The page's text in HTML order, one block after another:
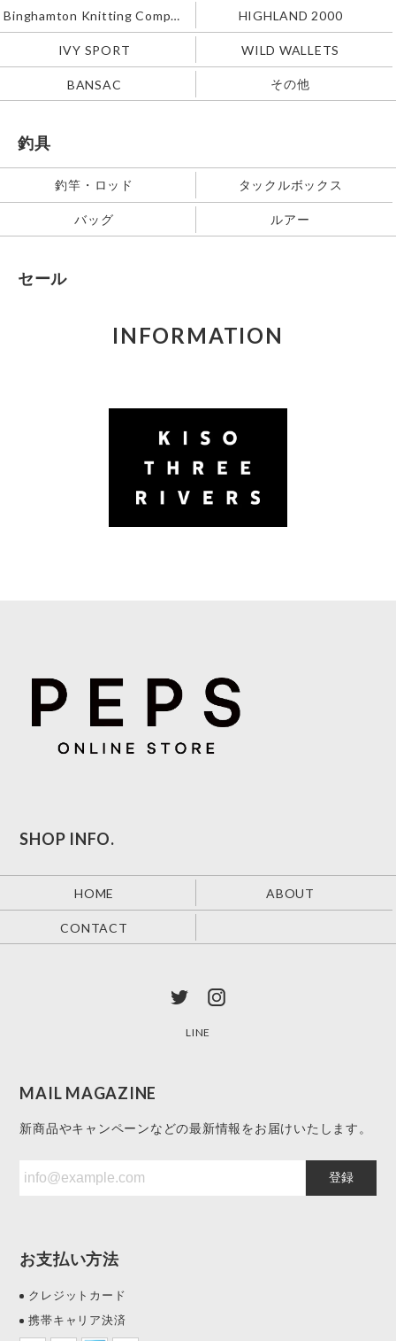
HIGHLAND 2000
IVY SPORT WILD WALLETS
BANSAC その他
釣具
釣竿・ロッド タックルボックス
バッグ ルアー
セール
INFORMATION
SHOP INFO.
HOME ABOUT
CONTACT
LINE
MAIL MAGAZINE
新商品やキャンペーンなどの最新情報をお届けいたします。
登録
お支払い方法
クレジットカード
携帯キャリア決済